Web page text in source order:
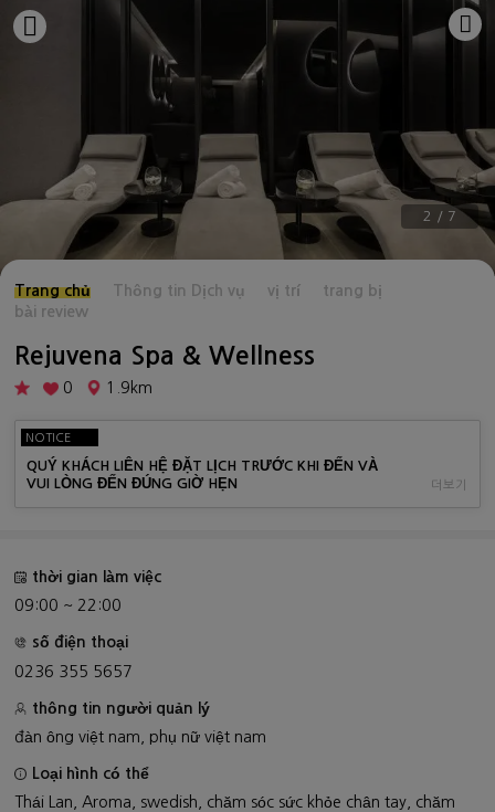
3 / 7
Trang chủ Thông tin Dịch vụ vị trí
trang bị
bài review
Rejuvena Spa & Wellness
0 1.9km
NOTICE
QUÝ KHÁCH LIÊN HỆ ĐẶT LỊCH TRƯỚC KHI ĐẾN VÀ
VUI LÒNG ĐẾN ĐÚNG GIỜ HẸN
더보기
thời gian làm việc
09:00 ~ 22:00
số điện thoại
0236 355 5657
thông tin người quản lý
đàn ông việt nam, phụ nữ việt nam
Loại hình có thể
Thái Lan, Aroma, swedish, chăm sóc sức khỏe chân tay, chăm